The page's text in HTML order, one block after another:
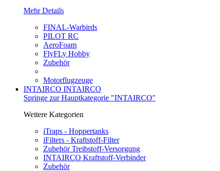
Mehr Details
FINAL-Warbirds
PILOT RC
AeroFoam
FlyFLy Hobby
Zubehör
Motorflugzeuge
INTAIRCO INTAIRCO
Springe zur Hauptkategorie "INTAIRCO"
Weitere Kategorien
iTraps - Hoppertanks
iFilters - Kraftstoff-Filter
Zubehör Treibstoff-Versorgung
INTAIRCO Kraftstoff-Verbinder
Zubehör